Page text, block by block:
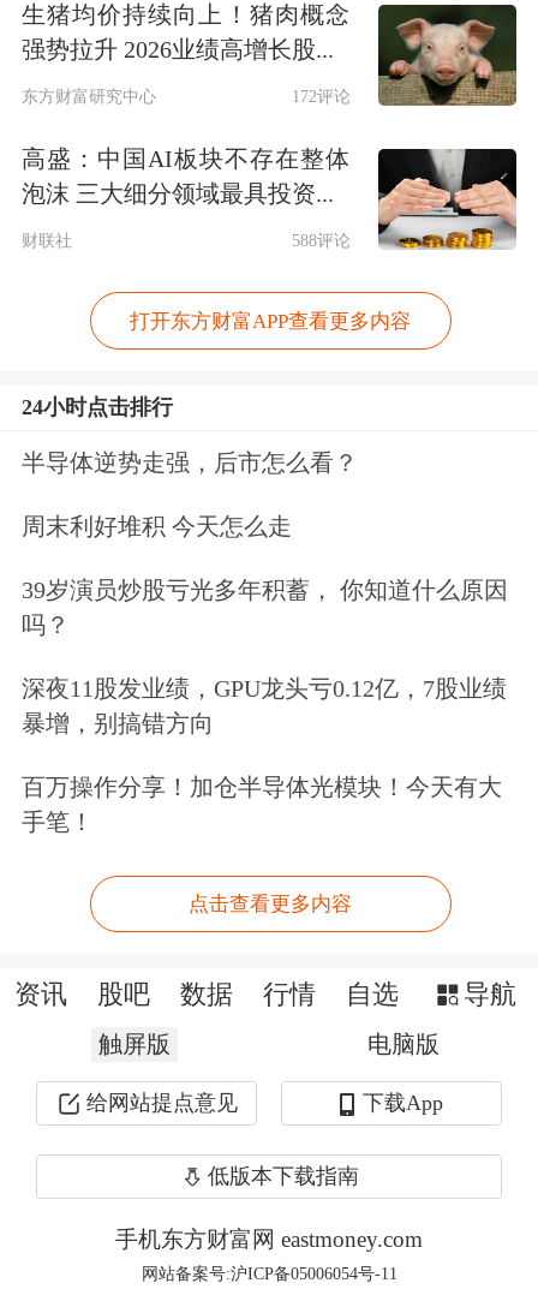
等区内重点企业增势强劲；地区生产总
值占全省比重达34.5%，整体上看，经
那么，为何要对一手培育起来的省级经
开区主动“手术”？过去一段时间，辽宁
省各类经开区遍地开花，100个县区拥
有92家省级经开区。在快速发展的同
时，深层次矛盾也在累积。
例如，辽阳市弓长岭经开区与弓长岭区
在地理范围上高度重叠。“地域不独
叉。”原弓长岭经开区副主任李克欧进
可能会有多个部门来管理。”
由于规划布局不合理、定位趋同，出
现“内卷式”竞争就难以避免。被撤并的
辽宁台安高新农业产业开发区就曾面临
这样的窘境——体量偏小、布局分散、
能级不高。原辽宁台安高新农业产业开
发区管委会副主任李景富说：“一个台
安县有两个经开区，在资源分配上存在
相互竞争。”
此外，有的经开区还承担着教育、医
疗、民政等社会事务，机构臃肿、精力
生猪均价持续向上！猪肉概念
强势拉升 2026业绩高增长股...
东方财富研究中心 172评论
高盛：中国AI板块不存在整体
泡沫 三大细分领域最具投资...
财联社 588评论
打开东方财富APP查看更多内容
24小时点击排行
半导体逆势走强，后市怎么看？
周末利好堆积 今天怎么走
39岁演员炒股亏光多年积蓄， 你知道什么原因
吗？
深夜11股发业绩，GPU龙头亏0.12亿，7股业绩
暴增，别搞错方向
百万操作分享！加仓半导体光模块！今天有大
手笔！
点击查看更多内容
资讯 股吧 数据 行情 自选 导航
触屏版 电脑版
给网站提点意见 下载App
低版本下载指南
手机东方财富网 eastmoney.com
网站备案号:沪ICP备05006054号-11